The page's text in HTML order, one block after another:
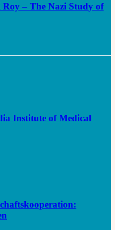
– The Nazi Study of
Institute of Medical